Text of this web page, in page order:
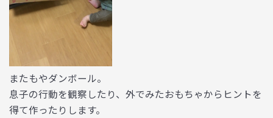
またもやダンボール。
息子の行動を観察したり、外でみたおもちゃからヒントを
得て作ったりします。